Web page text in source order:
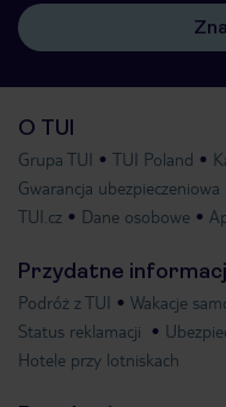
O TUI
Grupa TUI TUI Poland
Gwarancja ubezpieczeniowa
TUI.cz
Dane osobowe
Przydatne
Podróż z TUI Wakacje
Status reklamacji
Hotele przy lotniskach